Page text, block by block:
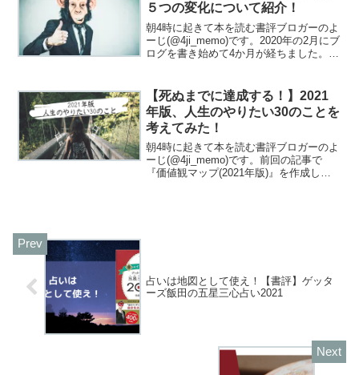
５つの変化について紹介！
朝4時に起きて本を読む書評ブロガーのよ
ーじ(@4ji_memo)です。2020年の2月にブ
ログを書き始めて4か月が経ちました。
て、100記事書いたら起こった...
【死ぬまでに達成する！】2021
年版、人生のやりたい30のことを
考えてみた！
朝4時に起きて本を読む書評ブロガーのよ
ーじ(@4ji_memo)です。前回の記事で
『価値観マップ(2021年版)』を作成しま
占いは地図として使え！【書評】ゲッタ
ーズ飯田の五星三心占い2021